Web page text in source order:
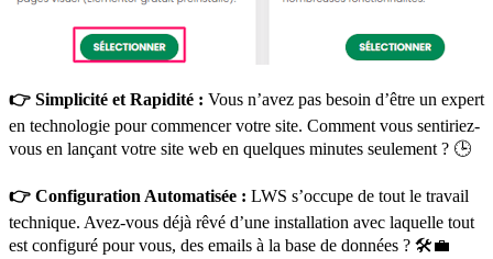
👉 Simplicité et Rapidité : Vous n’avez pas besoin d’être un expert
en technologie pour commencer votre site. Comment vous sentiriez-
vous en lançant votre site web en quelques minutes seulement ? 🕒
👉 Configuration Automatisée : LWS s’occupe de tout le travail
technique. Avez-vous déjà rêvé d’une installation avec laquelle tout
est configuré pour vous, des emails à la base de données ? 🛠️💼